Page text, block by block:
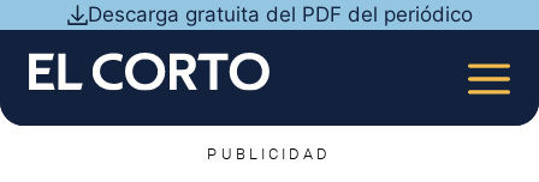
contenido
Descarga gratuita del PDF del periódico
PUBLICIDAD